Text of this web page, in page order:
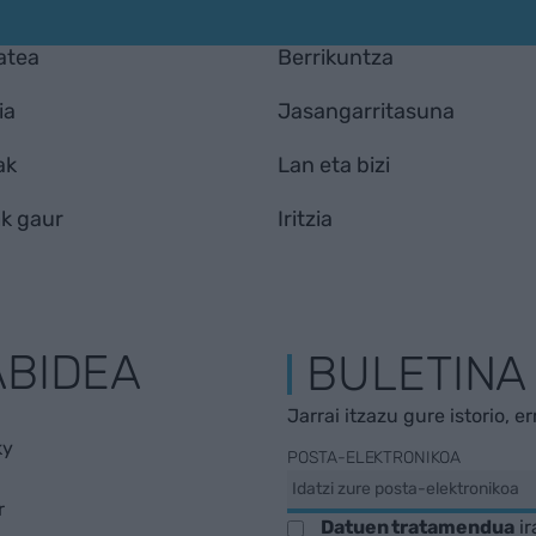
gaur
Berrikuntza
Jasangarritasuna
Lan eta bizi
Iritzia
BULETINA
Jarrai itzazu gure istorio,
POSTA-ELEKTRONIKOA
Datuen tratamendua